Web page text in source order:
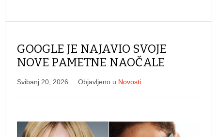
GOOGLE JE NAJAVIO SVOJE
NOVE PAMETNE NAOČALE
Svibanj 20, 2026 Objavljeno u Novosti